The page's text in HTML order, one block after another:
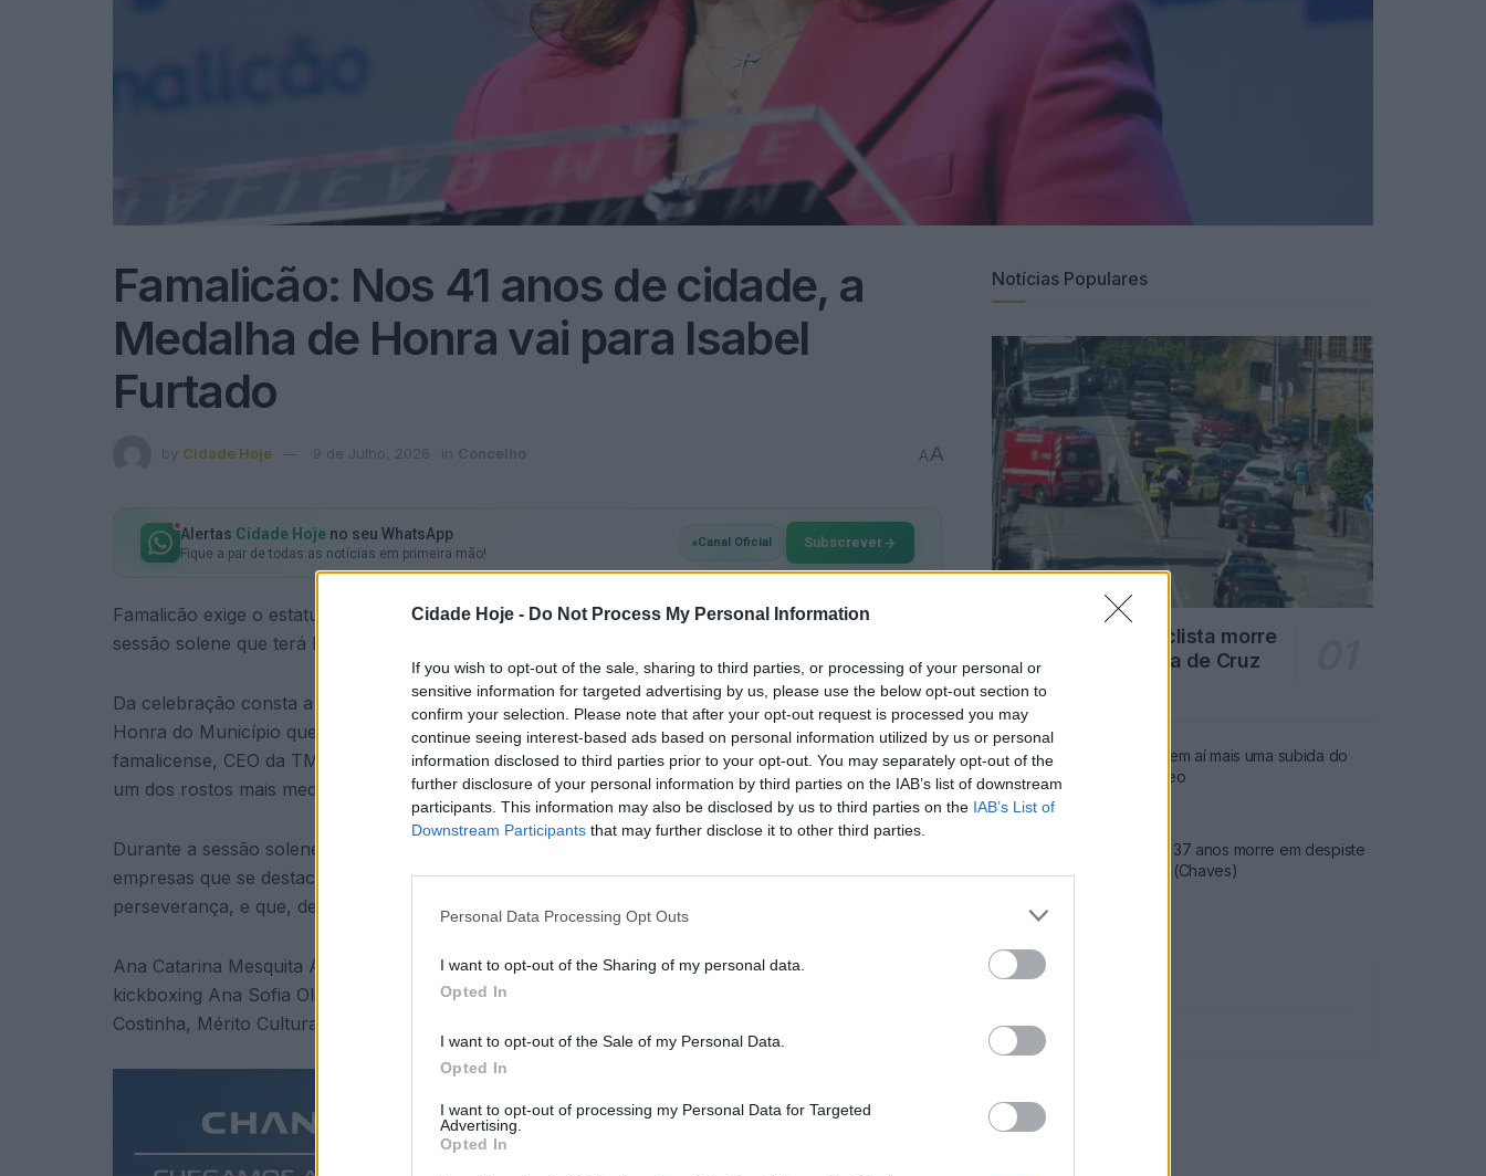
Cidade Hoje - Do Not Process My Personal Information
If you wish to opt-out of the sale, sharing to third parties, or processing of your personal or
sensitive information for targeted advertising by us, please use the below opt-out section to
confirm your selection. Please note that after your opt-out request is processed you may
continue seeing interest-based ads based on personal information utilized by us or personal
information disclosed to third parties prior to your opt-out. You may separately opt-out of the
further disclosure of your personal information by third parties on the IAB’s list of downstream
participants. This information may also be disclosed by us to third parties on the IAB’s List of
Downstream Participants that may further disclose it to other third parties.
Personal Data Processing Opt Outs
I want to opt-out of the Sharing of my personal data.
Opted In
I want to opt-out of the Sale of my Personal Data.
Opted In
I want to opt-out of processing my Personal Data for Targeted
Advertising.
Opted In
Famalicão: Nos 41 anos de cidade, a
Medalha de Honra vai para Isabel
Furtado
by Cidade Hoje 9 de Julho, 2026 in Concelho AA
Alertas Cidade Hoje no seu WhatsApp
Fique a par de todas as notícias em primeira mão!
Canal Oficial Subscrever
Famalicão exige o estatuto de cidade há 41 anos e a data, como é tradição, será comemorada na
sessão solene que terá lugar na Casa das Artes, a partir das 18 horas desta quinta-feira.
Da celebração consta a entrega dos Galardões Municipais, com destaque para a Medalha de
Honra do Município que, este ano, distingue Isabel Furtado. A carismática empresária
famalicense, CEO da TMG Automotive, está ligada à gestão do grupo há mais de 20 anos, sendo
um dos rostos mais mediáticos da indústria nacional.
Durante a sessão solene serão entregues 48 galardões a 36 personalidades e 12 instituições e
empresas que se destacaram em diferentes ramos de atividade, na longevidade e na
perseverança, e que, desta forma, engrandecem Famalicão.
Ana Catarina Mesquita Azevedo, com a Medalha de Mérito Municipal de Ciência, a atleta de
kickboxing Ana Sofia Oliveira, o jogador do Famalicão, Gustavo Sá, Mérito Desportivo, e o cantor
Costinha, Mérito Cultural, são alguns dos que vão receber distinções na Casa das Artes.
Notícias Populares
Famalicão: Motociclista morre
na N14 na freguesia de Cruz
4725 SHARES
Combustíveis: Vem aí mais uma subida do
preço do gasóleo
Famalicense de 37 anos morre em despiste
de mota na A24 (Chaves)
Publicidade